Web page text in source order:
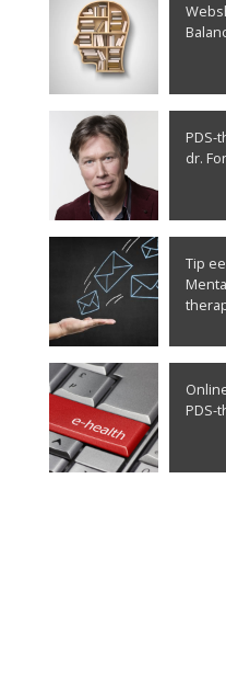
PDS-
dr.
Tip
PDS-